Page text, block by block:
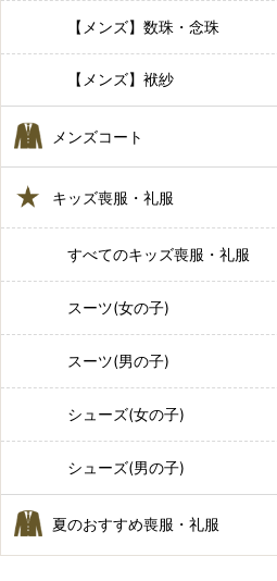
【メンズ】数珠・念珠
【メンズ】袱紗
メンズコート
キッズ喪服・礼服
すべてのキッズ喪服・礼服
スーツ(女の子)
スーツ(男の子)
シューズ(女の子)
シューズ(男の子)
夏のおすすめ喪服・礼服